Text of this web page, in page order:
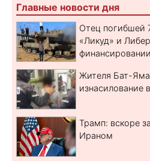
Главные новости дня
Отец погибшей
«Ликуд» и
Жителя Бат-Яма
изнасилование
Трамп: вскоре
Ираном